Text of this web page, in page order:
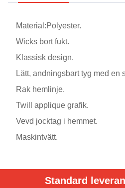
Material:Polyester.
Wicks bort fukt.
Klassisk design.
Lätt, andningsbart tyg med en
Rak hemlinje.
Twill applique grafik.
Vevd jocktag i hemmet.
Maskintvätt.
Standard